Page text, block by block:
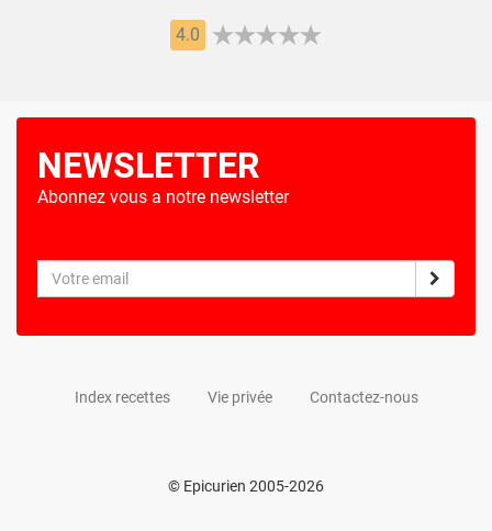
4.0
NEWSLETTER
Abonnez vous a notre newsletter
Index recettes Vie privée Contactez-nous
© Epicurien 2005-2026